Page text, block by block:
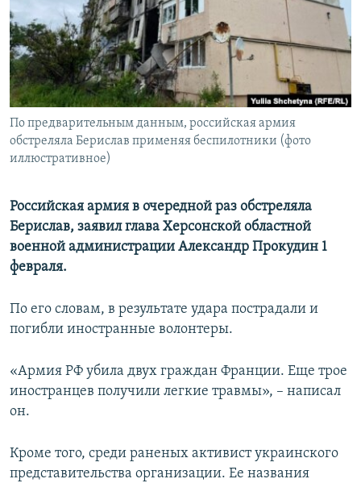
ПОБЕДИТЕЛЕЙ НЕ СУДЯТ?
КРЫМ.НЕПОКОРЕННЫЙ
ELIFBE
УКРАИНСКАЯ ПРОБЛЕМА КРЫМА
ПРИСОЕДИНЯЙТЕСЬ!
Все сайты RFE/RL
По предварительным данным, российская армия
обстреляла Берислав применяя беспилотники (фото
иллюстративное)
Российская армия в очередной раз обстреляла
Берислав, заявил глава Херсонской областной
военной администрации Александр Прокудин 1
февраля.
По его словам, в результате удара пострадали и
погибли иностранные волонтеры.
«Армия РФ убила двух граждан Франции. Еще трое
иностранцев получили легкие травмы», – написал
он.
Кроме того, среди раненых активист украинского
представительства организации. Ее названия